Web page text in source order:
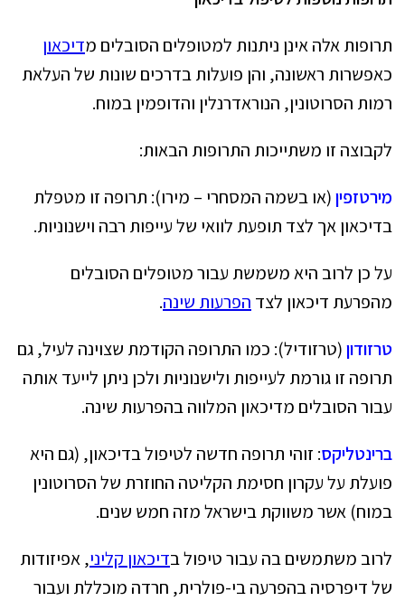
תרופות אלה אינן ניתנות למטופלים הסובלים מדיכאון
כאפשרות ראשונה, והן פועלות בדרכים שונות של העלאת
רמות הסרוטונין, הנוראדרנלין והדופמין במוח.
לקבוצה זו משתייכות התרופות הבאות:
מירטזפין(או בשמה המסחרי – מירו): תרופה זו מטפלת
בדיכאון אך לצד תופעת לוואי של עייפות רבה וישנוניות.
על כן לרוב היא משמשת עבור מטופלים הסובלים
מהפרעת דיכאון לצד הפרעות שינה.
טרזודון(טרזודיל): כמו התרופה הקודמת שצוינה לעיל, גם
תרופה זו גורמת לעייפות ולישנוניות ולכן ניתן לייעד אותה
עבור הסובלים מדיכאון המלווה בהפרעות שינה.
ברינטליקס: זוהי תרופה חדשה לטיפול בדיכאון, (גם היא
פועלת על עקרון חסימת הקליטה החוזרת של הסרוטונין
במוח) אשר משווקת בישראל מזה חמש שנים.
לרוב משתמשים בה עבור טיפול בדיכאון קליני, אפיזודות
של דיפרסיה בהפרעה בי-פולרית, חרדה מוכללת ועבור